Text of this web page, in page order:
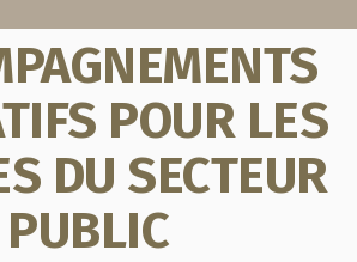
POUR LES
DU SECTEUR
PUBLIC